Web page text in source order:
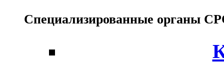
Специализированные органы